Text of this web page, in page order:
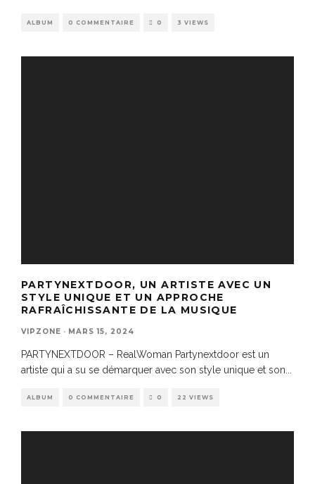
ALBUM 0 COMMENTAIRE 0 3 VIEWS
PARTYNEXTDOOR, UN ARTISTE AVEC UN
STYLE UNIQUE ET UN APPROCHE
RAFRAÎCHISSANTE DE LA MUSIQUE
VIPZONE · MARS 15, 2024
PARTYNEXTDOOR – RealWoman Partynextdoor est un
artiste qui a su se démarquer avec son style unique et son
ALBUM 0 COMMENTAIRE 0 22 VIEWS